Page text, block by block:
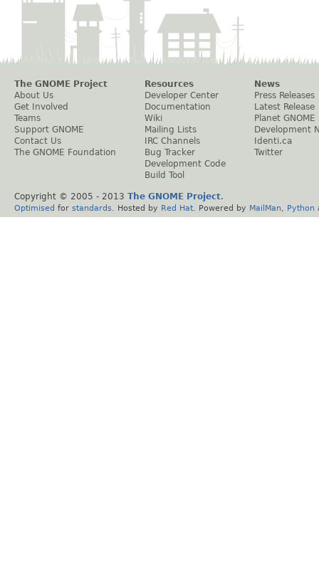
The GNOME Project
About Us
Get Involved
Teams
Support GNOME
Contact Us
The GNOME Foundation
Resources
Developer Center
Documentation
Wiki
Mailing Lists
IRC Channels
Bug Tracker
Development Code
Build Tool
News
Press Releases
Latest Release
Planet GNOME
Development
Identi.ca
Twitter
Copyright © 2005 - 2013 The GNOME Project.
Optimised for standards . Hosted by Red Hat . Powered by MailMan Python